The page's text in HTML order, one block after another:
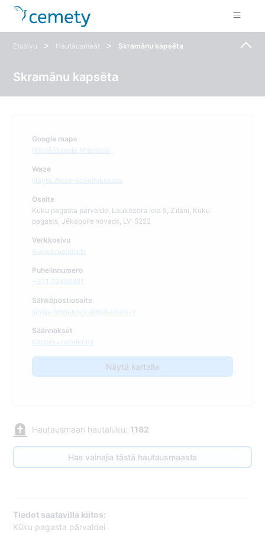
Etusivu > Hautausmaat > Skramānu kapsēta
Skramānu kapsēta
Google maps
Näytä Google Mapsissa
Waze
Näytä Waze-sovelluksessa
Osoite
Kūku pagasta pārvalde, Laukezera iela 5, Zīlāni, Kūku
pagasts, Jēkabpils novads, LV-5222
Verkkosivu
www.krustpils.lv
Puhelinnumero
+371 22489891
Sähköpostiosoite
sintija.beinarovica@jekabpils.lv
Säännökset
Kapsētu noteikumi
Näytä kartalla
Hautausmaan hautaluku: 1182
Hae vainajia tästä hautausmaasta
Tiedot saatavilla kiitos:
Kūku pagasta pārvaldei